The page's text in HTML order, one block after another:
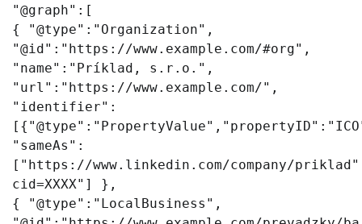
"@graph":[
{ "@type":"Organization",
"@id":"https://www.example.com/#org",
"name":"Príklad, s.r.o.",
"url":"https://www.example.com/",
"identifier":
"sameAs":
["https://www.linkedin.com/company/
cid=XXXX"] },
{ "@type":"LocalBusiness",